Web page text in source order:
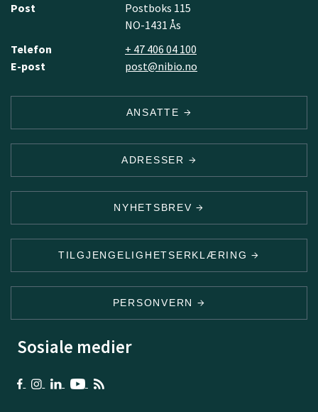
Post
Postboks 115
NO-1431 Ås
Telefon
+ 47 406 04 100
E-post
post@nibio.no
ANSATTE
ADRESSER
NYHETSBREV
TILGJENGELIGHETSERKLÆRING
PERSONVERN
Sosiale medier